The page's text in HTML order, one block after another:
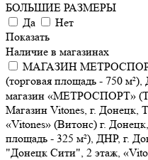
БОЛЬШИЕ РАЗМЕРЫ
Да
Нет
Показать
Наличие в магазинах
МАГАЗИН МЕТРОСПОРТ,
(торговая площадь - 750
магазин «МЕТРОСПОРТ»
Магазин Vitones, г.
«Vitones» (Витонс) г.
площадь - 325 м²), ДНР, г.
"Донецк Сити", 2 этаж,